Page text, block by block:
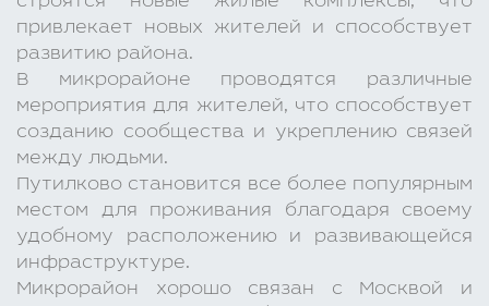
привлекает новых жителей и способствует
развитию района.
В микрорайоне проводятся различные
мероприятия для жителей, что способствует
созданию сообщества и укреплению связей
между людьми.
Путилково становится все более популярным
местом для проживания благодаря своему
удобному расположению и развивающейся
инфраструктуре.
Микрорайон хорошо связан с Москвой и